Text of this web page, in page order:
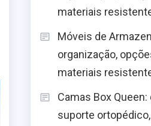
materiais
Móveis de
organização,
materiais
Camas Box
suporte